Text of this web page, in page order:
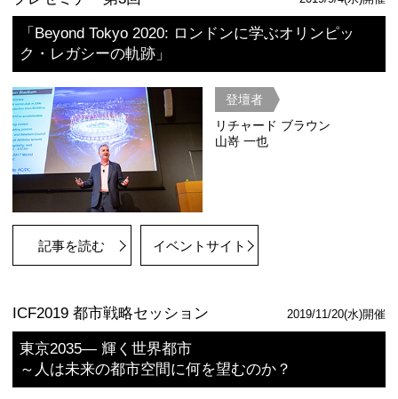
村木美貴
リーミン
記事を読む 動画を見る
ICF
公式ページ